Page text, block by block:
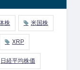
株 米国株
XRP
日経平均株価